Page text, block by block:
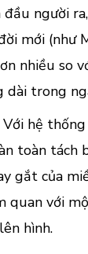
người
mới (như
nhiều so
dài trong
hệ thống
toàn tách
gắt của
quan với
hình.